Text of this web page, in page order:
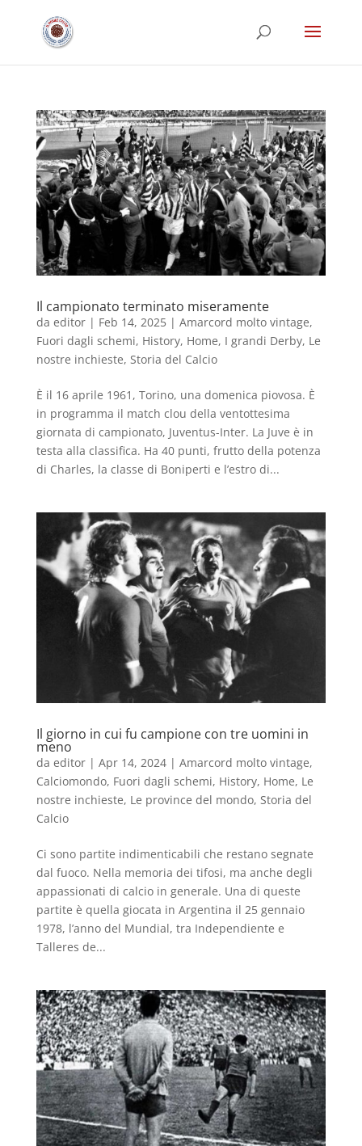
Il campionato terminato miseramente
da editor| Feb 14, 2025| Amarcord molto vintage,
Fuori dagli schemi, History, Home, I grandi Derby, Le
nostre inchieste, Storia del Calcio
È il 16 aprile 1961, Torino, una domenica piovosa. È
in programma il match clou della ventottesima
giornata di campionato, Juventus-Inter. La Juve è in
testa alla classifica. Ha 40 punti, frutto della potenza
di Charles, la classe di Boniperti e l’estro di...
Il giorno in cui fu campione con tre uomini in
meno
da editor| Apr 14, 2024| Amarcord molto vintage,
Calciomondo, Fuori dagli schemi, History, Home, Le
nostre inchieste, Le province del mondo, Storia del
Calcio
Ci sono partite indimenticabili che restano segnate
dal fuoco. Nella memoria dei tifosi, ma anche degli
appassionati di calcio in generale. Una di queste
partite è quella giocata in Argentina il 25 gennaio
1978, l’anno del Mundial, tra Independiente e
Talleres de...